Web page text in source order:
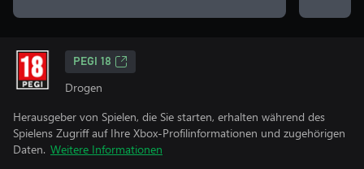
PEGI 18
Drogen
Herausgeber von Spielen, die Sie starten, erhalten während des
Spielens Zugriff auf Ihre Xbox-Profilinformationen und zugehörigen
Daten. Weitere Informationen